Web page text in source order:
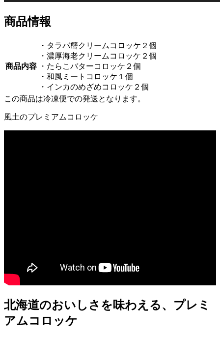
商品情報
商品内容
・タラバ蟹クリームコロッケ２個
・濃厚海老クリームコロッケ２個
・たらこバターコロッケ２個
・和風ミートコロッケ１個
・インカのめざめコロッケ２個
この商品は冷凍便での発送となります。
風土のプレミアムコロッケ
北海道のおいしさを味わえる、プレミ
アムコロッケ